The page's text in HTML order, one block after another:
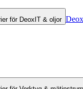
för DeoxIT & oljor